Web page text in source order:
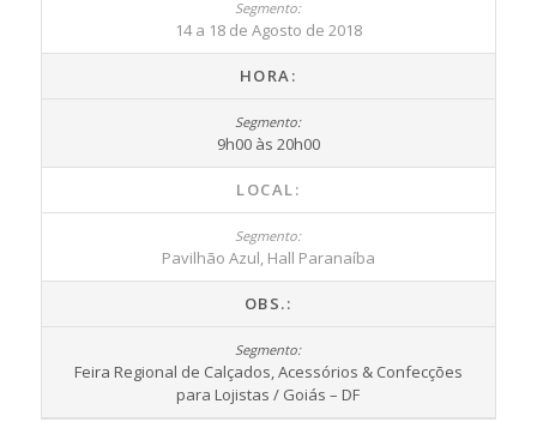
14 a 18 de Agosto de 2018
HORA:
9h00 às 20h00
LOCAL:
Pavilhão Azul, Hall Paranaíba
OBS.:
Feira Regional de Calçados, Acessórios & Confecções
para Lojistas / Goiás – DF